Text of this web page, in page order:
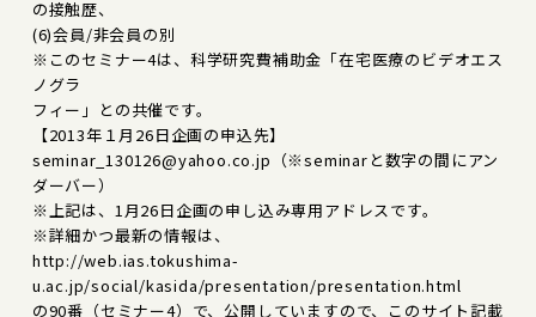
の接触歴、
(6)会員/非会員の別
※このセミナー4は、科学研究費補助金「在宅医療のビデオエス
ノグラ
フィー」との共催です。
【2013年１月26日企画の申込先】
seminar_130126@yahoo.co.jp（※seminarと数字の間にアン
ダーバー）
※上記は、1月26日企画の申し込み専用アドレスです。
※詳細かつ最新の情報は、
http://web.ias.tokushima-
u.ac.jp/social/kasida/presentation/presentation.html
の90番（セミナー4）で、公開していますので、このサイト記載